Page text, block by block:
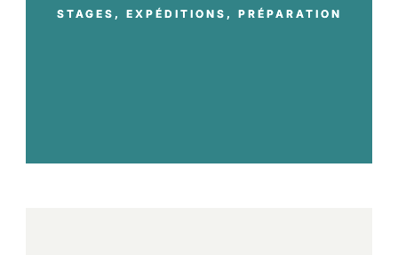
STAGES, EXPÉDITIONS, PRÉPARATION